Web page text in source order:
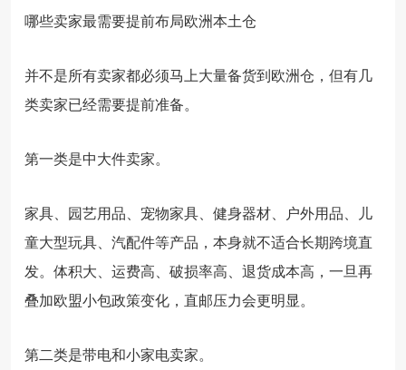
哪些卖家最需要提前布局欧洲本土仓
并不是所有卖家都必须马上大量备货到欧洲仓，但有几
类卖家已经需要提前准备。
第一类是中大件卖家。
家具、园艺用品、宠物家具、健身器材、户外用品、儿
童大型玩具、汽配件等产品，本身就不适合长期跨境直
发。体积大、运费高、破损率高、退货成本高，一旦再
叠加欧盟小包政策变化，直邮压力会更明显。
第二类是带电和小家电卖家。